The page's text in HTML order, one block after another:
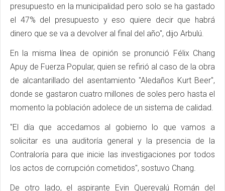
presupuesto en la municipalidad pero solo se ha gastado
el 47% del presupuesto y eso quiere decir que habrá
dinero que se va a devolver al final del año", dijo Arbulú.
En la misma línea de opinión se pronunció Félix Chang
Apuy de Fuerza Popular, quien se refirió al caso de la obra
de alcantarillado del asentamiento "Aledaños Kurt Beer",
donde se gastaron cuatro millones de soles pero hasta el
momento la población adolece de un sistema de calidad.
"El día que accedamos al gobierno lo que vamos a
solicitar es una auditoría general y la presencia de la
Contraloría para que inicie las investigaciones por todos
los actos de corrupción cometidos", sostuvo Chang.
De otro lado, el aspirante Evin Querevalú Román del